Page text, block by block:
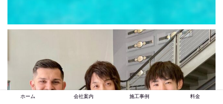
ホーム 会社案内 施工事例 料金